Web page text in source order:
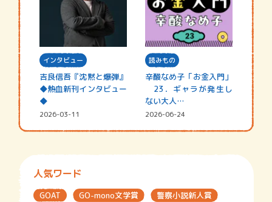
インタビュー
吉良信吾『沈黙と爆弾』
◆熱血新刊インタビュー
◆
2026-03-11
読みもの
辛酸なめ子「お金入門」
23．ギャラが発生し
ない大人…
2026-06-24
人気ワード
GOAT GO-mono文学賞
警察小説新人賞